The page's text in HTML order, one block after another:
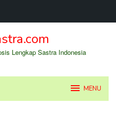
Lengkap Sastra Indonesia
MENU